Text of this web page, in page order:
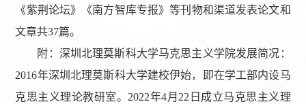
《紫荆论坛》《南方智库专报》等刊物和渠道发表论文和
文章共37篇。
附：深圳北理莫斯科大学马克思主义学院发展简况：
2016年深圳北理莫斯科大学建校伊始，即在学工部内设马
克思主义理论教研室。2022年4月22日成立马克思主义理